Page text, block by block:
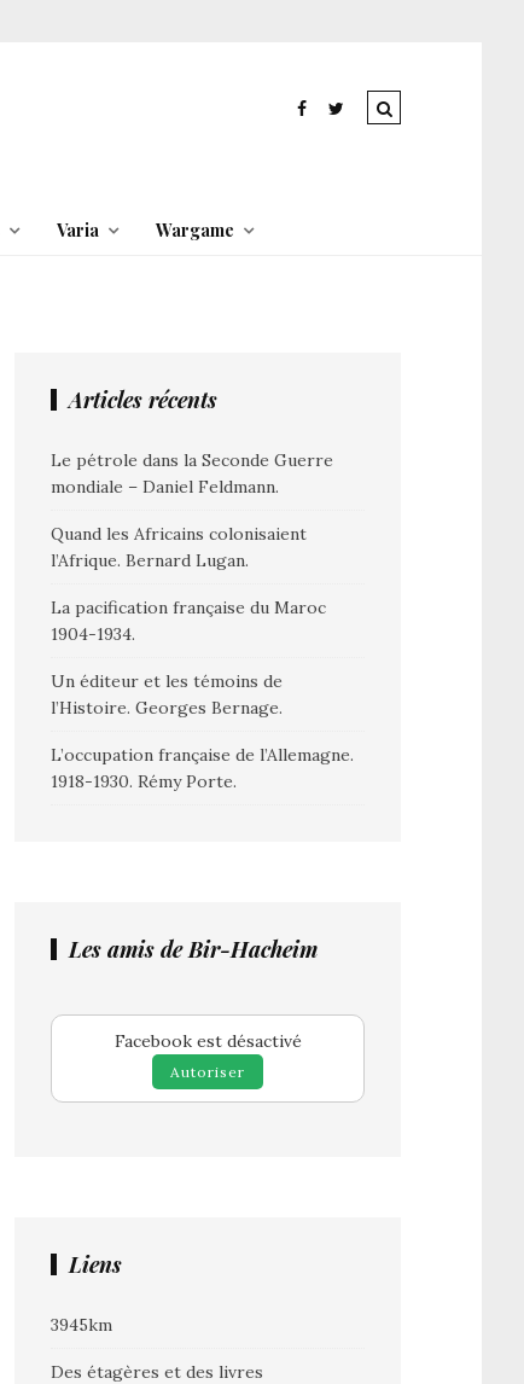
Varia Wargame
Articles récents
Le pétrole dans la Seconde Guerre
mondiale – Daniel Feldmann.
Quand les Africains colonisaient
l’Afrique. Bernard Lugan.
La pacification française du Maroc
1904-1934.
Un éditeur et les témoins de
l’Histoire. Georges Bernage.
L’occupation française de l’Allemagne.
1918-1930. Rémy Porte.
Les amis de Bir-Hacheim
Facebook est désactivé
Autoriser
Liens
3945km
Des étagères et des livres